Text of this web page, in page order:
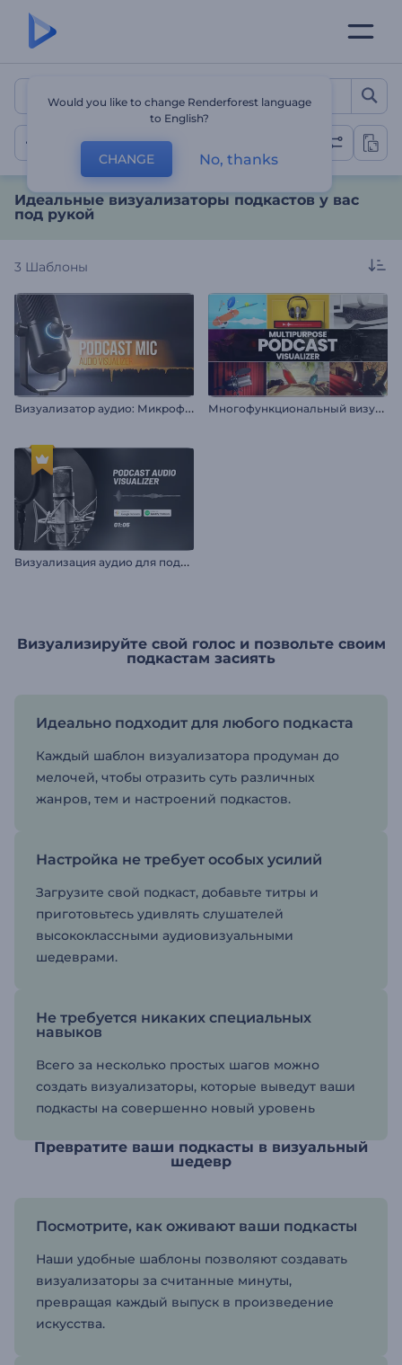
Идеальные
Визуализаторы подкастов
Идеальные визуализаторы подкастов у вас
под рукой
3 Шаблоны
В
изуализатор аудио: Микрофон для подкаста М
ногофункциональный визуализатор для подкаста
В
изуализация аудио для подкаста
Визуализируйте свой голос и позвольте своим
подкастам засиять
Идеально подходит для любого подкаста
Каждый шаблон визуализатора продуман до
мелочей, чтобы отразить суть различных
жанров, тем и настроений подкастов.
Настройка не требует особых усилий
Загрузите свой подкаст, добавьте титры и
приготовьтесь удивлять слушателей
высококлассными аудиовизуальными
шедеврами.
Не требуется никаких специальных
навыков
Всего за несколько простых шагов можно
создать визуализаторы, которые выведут ваши
подкасты на совершенно новый уровень
Превратите ваши подкасты в визуальный
шедевр
Посмотрите, как оживают ваши подкасты
Наши удобные шаблоны позволяют создавать
визуализаторы за считанные минуты,
превращая каждый выпуск в произведение
искусства.
Would you like to change Renderforest language
to English?
CHANGE No, thanks